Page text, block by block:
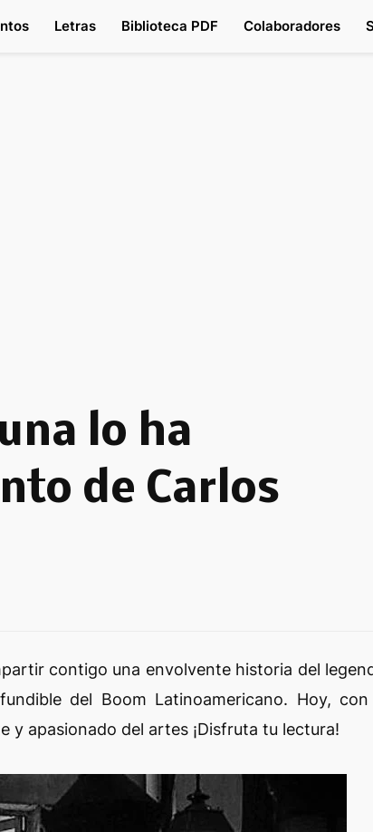
Letras Biblioteca PDF Colaboradores
lo ha
de Carlos
contigo una envolvente historia del
del Boom Latinoamericano. Hoy,
y apasionado del artes ¡Disfruta tu lectura!